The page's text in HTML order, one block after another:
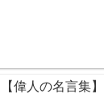
【偉人の名言集